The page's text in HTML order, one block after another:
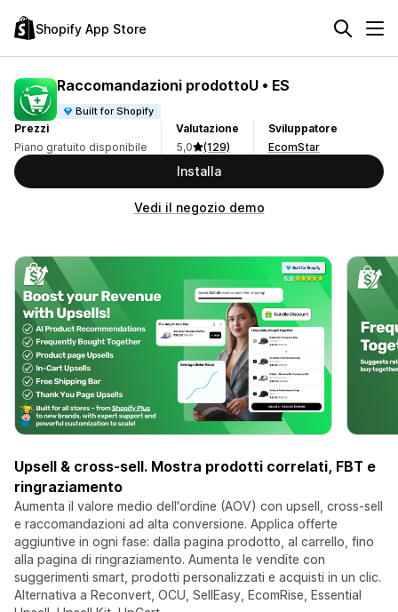
Shopify App Store
Raccomandazioni prodottoU • ES
Built for Shopify
Prezzi
Piano gratuito disponibile
Valutazione
5,0
(129)
Sviluppatore
EcomStar
Installa
Vedi il negozio demo
Upsell & cross-sell. Mostra prodotti correlati, FBT e
ringraziamento
Aumenta il valore medio dell'ordine (AOV) con upsell, cross-sell
e raccomandazioni ad alta conversione. Applica offerte
aggiuntive in ogni fase: dalla pagina prodotto, al carrello, fino
alla pagina di ringraziamento. Aumenta le vendite con
suggerimenti smart, prodotti personalizzati e acquisti in un clic.
Alternativa a Reconvert, OCU, SellEasy, EcomRise, Essential